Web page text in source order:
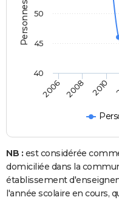
2006 2008 2010
40
45
50
NB : est considérée
domiciliée dans la
établissement
l'année scolaire en cours,